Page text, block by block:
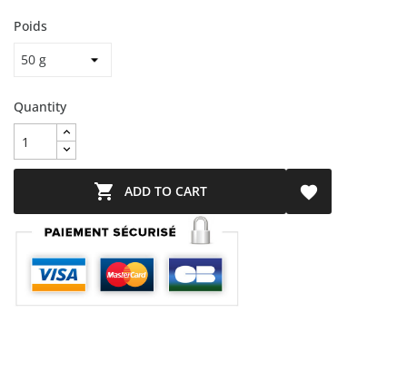
Poids
Quantity
 ADD TO CART 